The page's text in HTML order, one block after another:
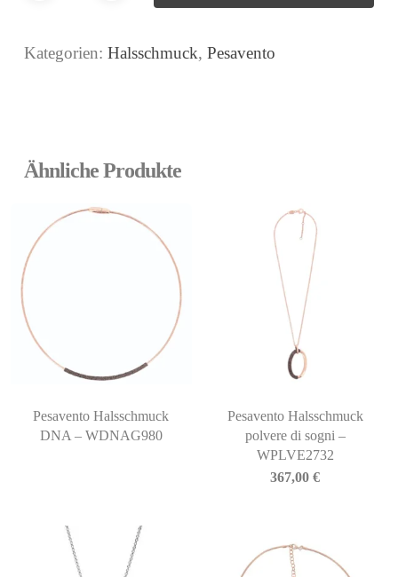
Kategorien: Halsschmuck, Pesavento
Ähnliche Produkte
Pesavento Halsschmuck
DNA – WDNAG980
Pesavento Halsschmuck
polvere di sogni –
WPLVE2732
367,00€